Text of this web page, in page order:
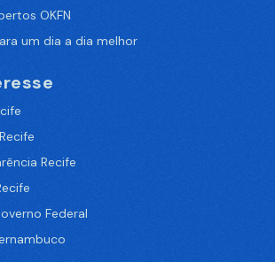
OKFN
um dia a dia melhor
Recife
Federal